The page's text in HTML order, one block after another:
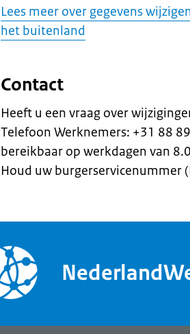
Lees meer over gegevens
het buitenland
Contact
Heeft u een vraag over
Telefoon Werknemers: +31 88
bereikbaar op werkdagen van
Houd uw burgerservicenummer